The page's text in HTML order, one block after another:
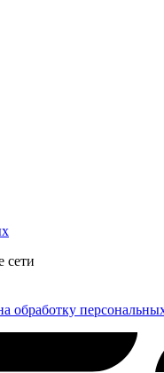
сети
обработку